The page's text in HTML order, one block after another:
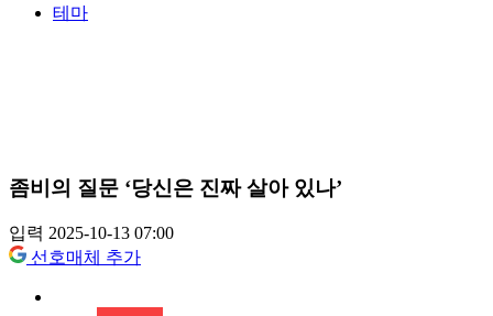
테마
좀비의 질문 ‘당신은 진짜 살아 있나’
입력 2025-10-13 07:00
선호매체 추가